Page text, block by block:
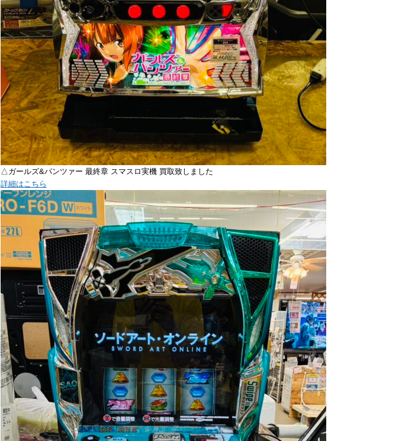
△ガールズ&パンツァー 最終章 スマスロ実機 買取致しました
詳細はこちら